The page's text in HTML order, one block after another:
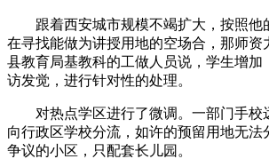
跟着西安城市规模不竭扩大，按照他
在寻找能做为讲授用地的空场合，那师资
县教育局基教科的工做人员说，学生增加
访发觉，进行针对性的处理。
对热点学区进行了微调。一部门手校
向行政区学校分流，如许的预留用地无法
争议的小区，只配套长儿园。